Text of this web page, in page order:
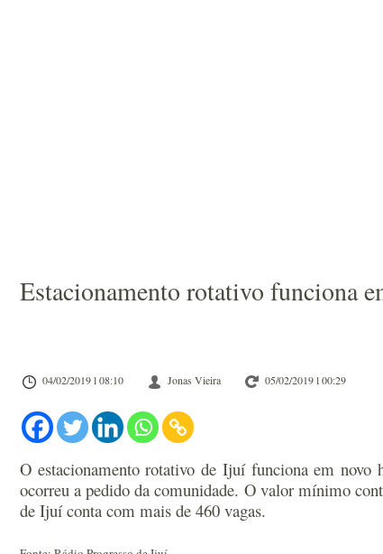
Estacionamento rotativo funciona
04/02/2019 l 08:10 Jonas Vieira 05/02/2019 l 00:29
O estacionamento rotativo de Ijuí funciona em novo
ocorreu a pedido da comunidade. O valor mínimo
de Ijuí conta com mais de 460 vagas.